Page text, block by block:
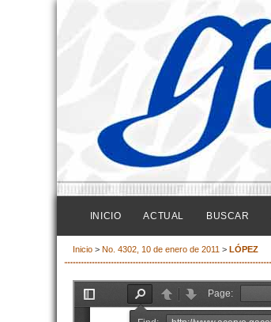
INICIO ACTUAL BUSCAR
Inicio > No. 4302, 10 de enero de 2011 > LÓPEZ